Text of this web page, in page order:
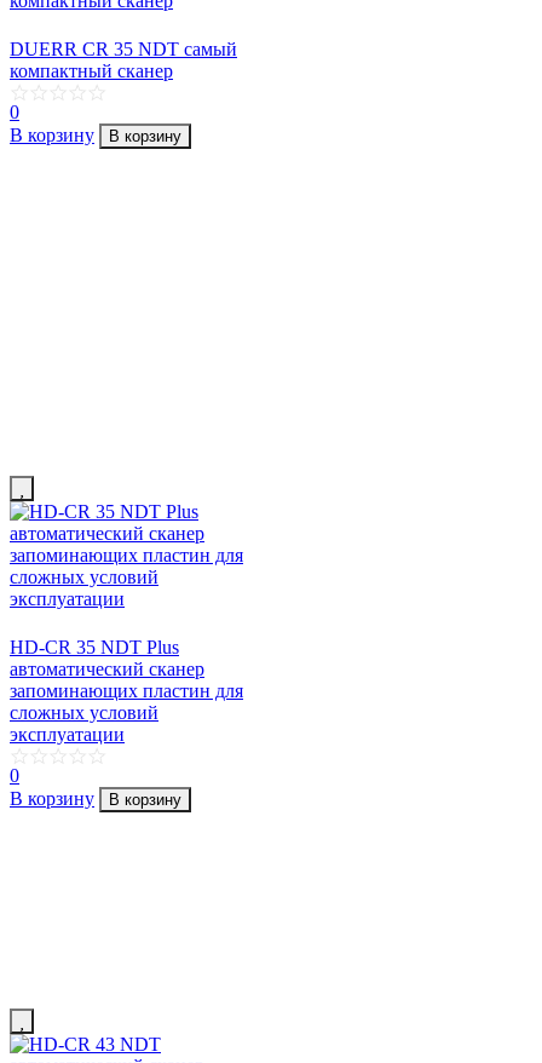
DUERR CR 35 NDT самый
компактный сканер
0
В корзину
В корзину
HD-CR 35 NDT Plus
автоматический сканер
запоминающих пластин для
сложных условий
эксплуатации
0
В корзину
В корзину